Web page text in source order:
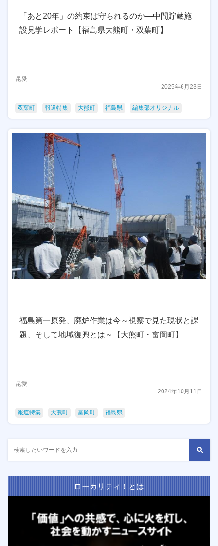
「あと20年」の約束は守られるのか―中間貯蔵施
設見学レポート【福島県大熊町・双葉町】
昆愛
2025年6月23日
双葉町 報道特集 大熊町 福島県 編集部オリジナル
福島第一原発、廃炉作業は今～視察で見た現状と課
題、そして地域復興とは～【大熊町・富岡町】
昆愛
2024年10月11日
報道特集 大熊町 富岡町 福島県
ローカリティ！とは